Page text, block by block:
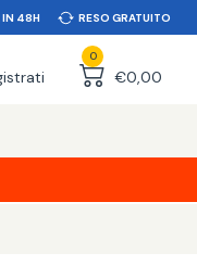
IN 48H RESO GRATUITO
0
€0,00